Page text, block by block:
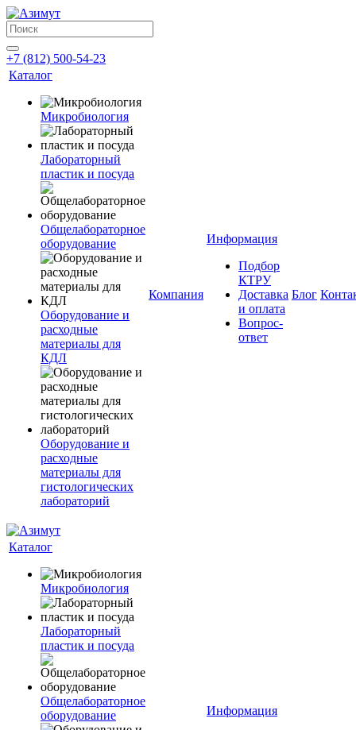
+7 (812) 500-54-23
Каталог
Микробиология
Лабораторный
пластик и посуда
Общелабораторное
оборудование
Оборудование и
расходные
материалы для
КДЛ
Оборудование и
расходные
материалы для
гистологических
лабораторий
Компания
Информация
Подбор
КТРУ
Доставка
и оплата
Вопрос-
ответ
Блог
Каталог
Микробиология
Лабораторный
пластик и посуда
Общелабораторное
оборудование
Информация